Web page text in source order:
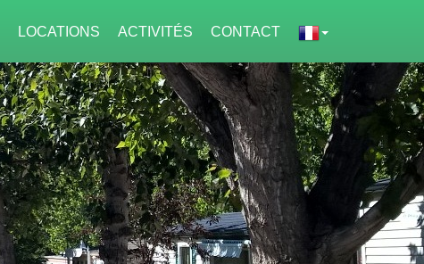
LOCATIONS ACTIVITÉS CONTACT